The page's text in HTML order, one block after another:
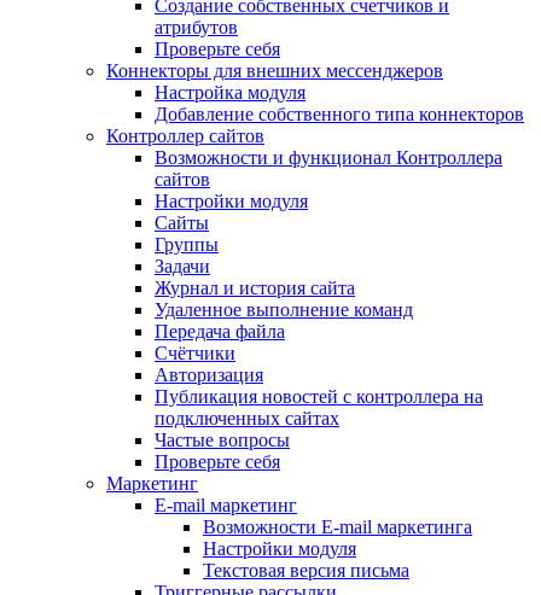
Создание собственных счетчиков и
атрибутов
Проверьте себя
Коннекторы для внешних мессенджеров
Настройка модуля
Добавление собственного типа коннекторов
Контроллер сайтов
Возможности и функционал Контроллера
сайтов
Настройки модуля
Сайты
Группы
Задачи
Журнал и история сайта
Удаленное выполнение команд
Передача файла
Счётчики
Авторизация
Публикация новостей с контроллера на
подключенных сайтах
Частые вопросы
Проверьте себя
Маркетинг
E-mail маркетинг
Возможности E-mail маркетинга
Настройки модуля
Текстовая версия письма